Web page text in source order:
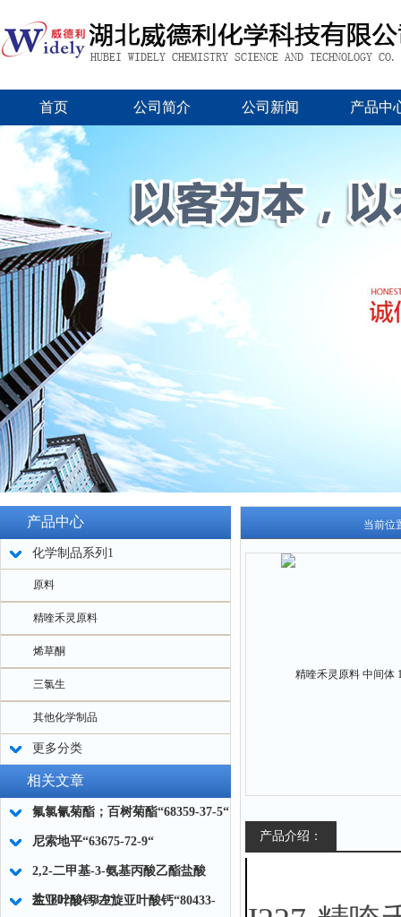
首页 公司简介 公司新闻 产品中
产品中心
化学制品系列1
原料
精喹禾灵原料
烯草酮
三氯生
其他化学制品
更多分类
相关文章
氟氯氰菊酯；百树菊酯“68359-37-5“
尼索地平“63675-72-9“
2,2-二甲基-3-氨基丙酸乙酯盐酸
盐“80253-38-9“
左亚叶酸钙/左旋亚叶酸钙“80433-
当前位
产品介绍：